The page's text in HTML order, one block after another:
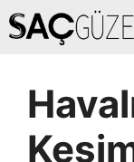
İçeriğe
atla